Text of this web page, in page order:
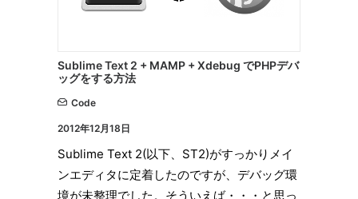
Sublime Text 2 + MAMP + Xdebug でPHPデバ
ッグをする方法
Code
2012年12月18日
Sublime Text 2(以下、ST2)がすっかりメイ
ンエディタに定着したのですが、デバッグ環
境が未整理でした。そういえば・・・と思っ